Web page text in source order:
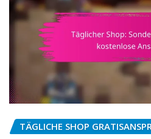
TÄGLICHE SHOP